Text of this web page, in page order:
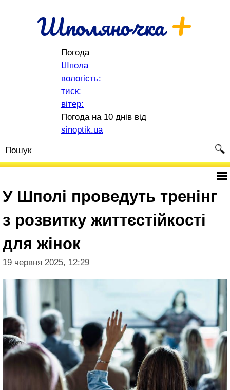
Шполяночка+
Погода
Шпола
вологість:
тиск:
вітер:
Погода на 10 днів від
sinoptik.ua
У Шполі проведуть тренінг
з розвитку життєстійкості
для жінок
19 червня 2025, 12:29